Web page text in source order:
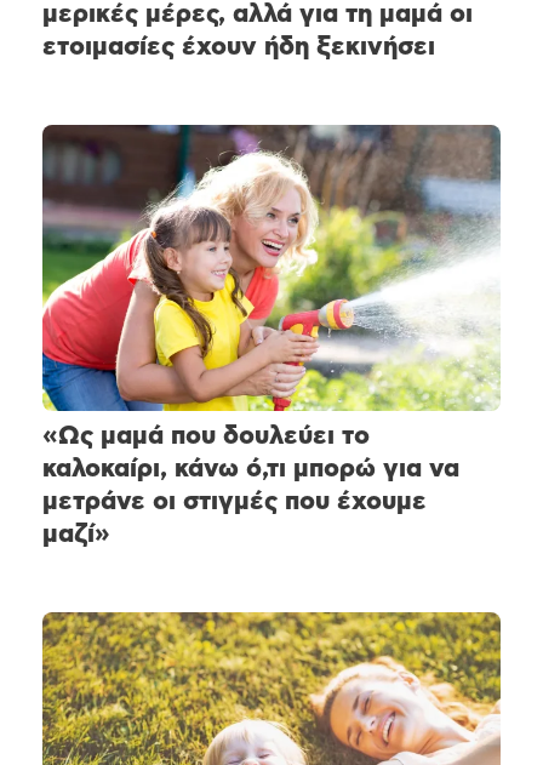
μερικές μέρες, αλλά για τη μαμά οι
ετοιμασίες έχουν ήδη ξεκινήσει
«Ως μαμά που δουλεύει το
καλοκαίρι, κάνω ό,τι μπορώ για να
μετράνε οι στιγμές που έχουμε
μαζί»